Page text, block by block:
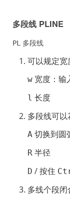
多段线 PLINE
PL 多段线
可以规定宽
w 宽度： 输
l 长度
多段线可以
A 切换到圆
R 半径
D / 按住
多线个段